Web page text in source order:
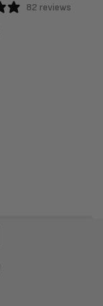
82 reviews